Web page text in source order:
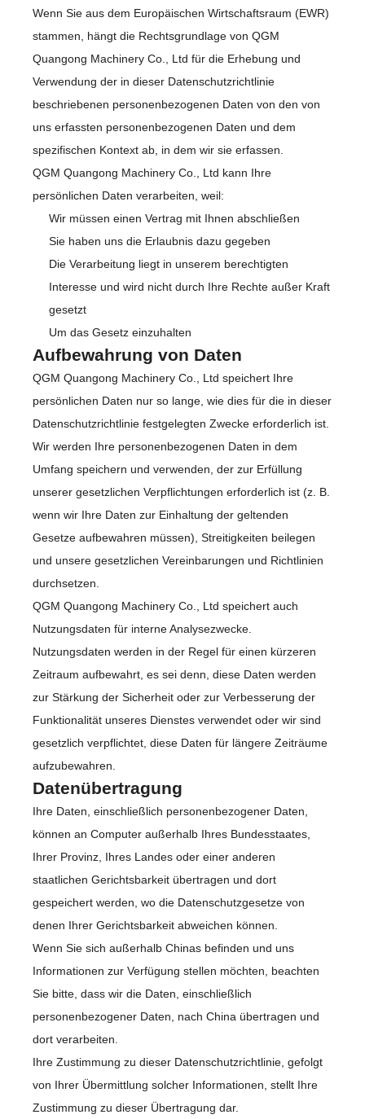
Wenn Sie aus dem Europäischen Wirtschaftsraum (EWR)
stammen, hängt die Rechtsgrundlage von QGM
Quangong Machinery Co., Ltd für die Erhebung und
Verwendung der in dieser Datenschutzrichtlinie
beschriebenen personenbezogenen Daten von den von
uns erfassten personenbezogenen Daten und dem
spezifischen Kontext ab, in dem wir sie erfassen.
QGM Quangong Machinery Co., Ltd kann Ihre
persönlichen Daten verarbeiten, weil:
Wir müssen einen Vertrag mit Ihnen abschließen
Sie haben uns die Erlaubnis dazu gegeben
Die Verarbeitung liegt in unserem berechtigten
Interesse und wird nicht durch Ihre Rechte außer Kraft
gesetzt
Um das Gesetz einzuhalten
Aufbewahrung von Daten
QGM Quangong Machinery Co., Ltd speichert Ihre
persönlichen Daten nur so lange, wie dies für die in dieser
Datenschutzrichtlinie festgelegten Zwecke erforderlich ist.
Wir werden Ihre personenbezogenen Daten in dem
Umfang speichern und verwenden, der zur Erfüllung
unserer gesetzlichen Verpflichtungen erforderlich ist (z. B.
wenn wir Ihre Daten zur Einhaltung der geltenden
Gesetze aufbewahren müssen), Streitigkeiten beilegen
und unsere gesetzlichen Vereinbarungen und Richtlinien
durchsetzen.
QGM Quangong Machinery Co., Ltd speichert auch
Nutzungsdaten für interne Analysezwecke.
Nutzungsdaten werden in der Regel für einen kürzeren
Zeitraum aufbewahrt, es sei denn, diese Daten werden
zur Stärkung der Sicherheit oder zur Verbesserung der
Funktionalität unseres Dienstes verwendet oder wir sind
gesetzlich verpflichtet, diese Daten für längere Zeiträume
aufzubewahren.
Datenübertragung
Ihre Daten, einschließlich personenbezogener Daten,
können an Computer außerhalb Ihres Bundesstaates,
Ihrer Provinz, Ihres Landes oder einer anderen
staatlichen Gerichtsbarkeit übertragen und dort
gespeichert werden, wo die Datenschutzgesetze von
denen Ihrer Gerichtsbarkeit abweichen können.
Wenn Sie sich außerhalb Chinas befinden und uns
Informationen zur Verfügung stellen möchten, beachten
Sie bitte, dass wir die Daten, einschließlich
personenbezogener Daten, nach China übertragen und
dort verarbeiten.
Ihre Zustimmung zu dieser Datenschutzrichtlinie, gefolgt
von Ihrer Übermittlung solcher Informationen, stellt Ihre
Zustimmung zu dieser Übertragung dar.